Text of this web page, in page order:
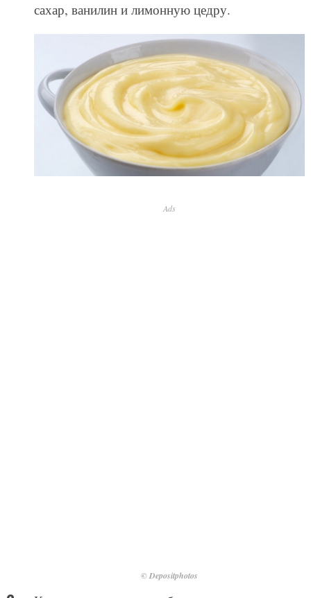
сахар, ванилин и лимонную цедру.
Ads
© Depositphotos